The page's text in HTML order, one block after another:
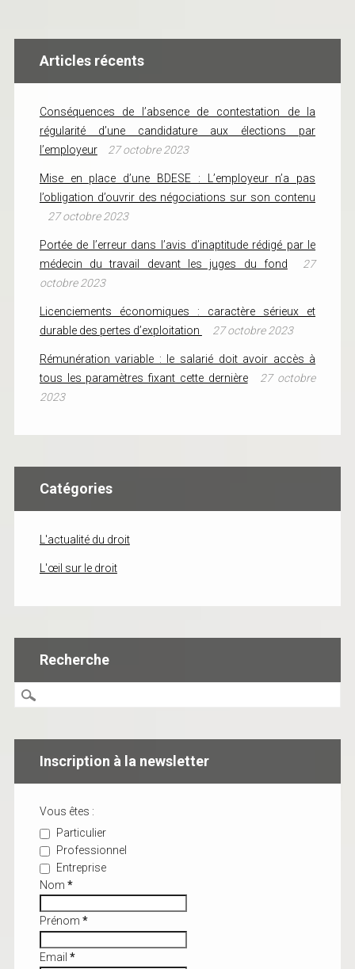
Articles récents
Conséquences de l’absence de contestation de la
régularité d’une candidature aux élections par
l’employeur
27 octobre 2023
Mise en place d’une BDESE : L’employeur n’a pas
l’obligation d’ouvrir des négociations sur son contenu
27 octobre 2023
Portée de l’erreur dans l’avis d’inaptitude rédigé par le
médecin du travail devant les juges du fond
27
octobre 2023
Licenciements économiques : caractère sérieux et
durable des pertes d’exploitation
27 octobre 2023
Rémunération variable : le salarié doit avoir accès à
tous les paramètres fixant cette dernière
27 octobre
2023
Catégories
L'actualité du droit
L'œil sur le droit
Recherche
Inscription à la newsletter
Vous êtes :
Particulier
Professionnel
Entreprise
Nom *
Prénom *
Email *